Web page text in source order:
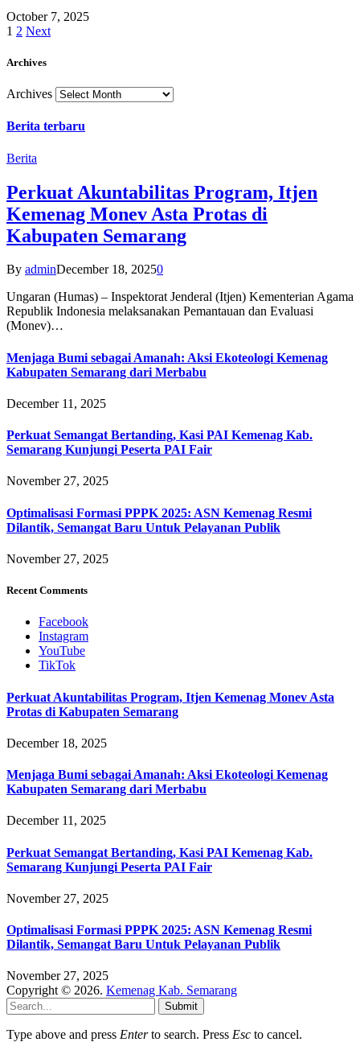
October 7, 2025
1 2 Next
Archives
Archives
Berita terbaru
Berita
Perkuat Akuntabilitas Program, Itjen
Kemenag Monev Asta Protas di
Kabupaten Semarang
By adminDecember 18, 20250
Ungaran (Humas) – Inspektorat Jenderal (Itjen) Kementerian Agama
Republik Indonesia melaksanakan Pemantauan dan Evaluasi
(Monev)…
Menjaga Bumi sebagai Amanah: Aksi Ekoteologi Kemenag
Kabupaten Semarang dari Merbabu
December 11, 2025
Perkuat Semangat Bertanding, Kasi PAI Kemenag Kab.
Semarang Kunjungi Peserta PAI Fair
November 27, 2025
Optimalisasi Formasi PPPK 2025: ASN Kemenag Resmi
Dilantik, Semangat Baru Untuk Pelayanan Publik
November 27, 2025
Recent Comments
Facebook
Instagram
YouTube
TikTok
Perkuat Akuntabilitas Program, Itjen Kemenag Monev Asta
Protas di Kabupaten Semarang
December 18, 2025
Menjaga Bumi sebagai Amanah: Aksi Ekoteologi Kemenag
Kabupaten Semarang dari Merbabu
December 11, 2025
Perkuat Semangat Bertanding, Kasi PAI Kemenag Kab.
Semarang Kunjungi Peserta PAI Fair
November 27, 2025
Optimalisasi Formasi PPPK 2025: ASN Kemenag Resmi
Dilantik, Semangat Baru Untuk Pelayanan Publik
November 27, 2025
Copyright © 2026. Kemenag Kab. Semarang
Submit
Type above and press Enterto search. Press Esc to cancel.